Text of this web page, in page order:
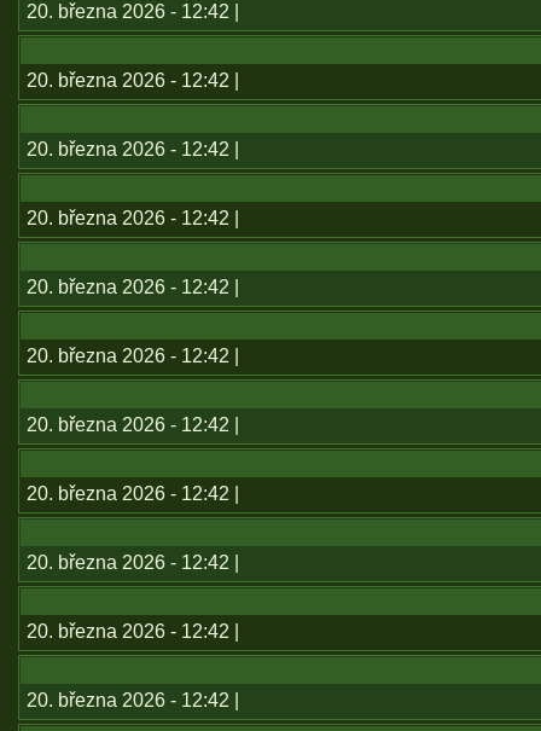
20. března 2026 - 12:42 |
20. března 2026 - 12:42 |
20. března 2026 - 12:42 |
20. března 2026 - 12:42 |
20. března 2026 - 12:42 |
20. března 2026 - 12:42 |
20. března 2026 - 12:42 |
20. března 2026 - 12:42 |
20. března 2026 - 12:42 |
20. března 2026 - 12:42 |
20. března 2026 - 12:42 |